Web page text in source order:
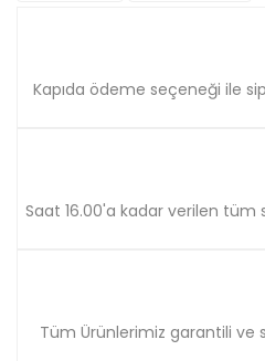
Ürün fiyatı diğer
Kapıda ödeme seçeneği ile
Saat 16.00'a kadar verilen tüm
Tüm Ürünlerimiz garantili ve